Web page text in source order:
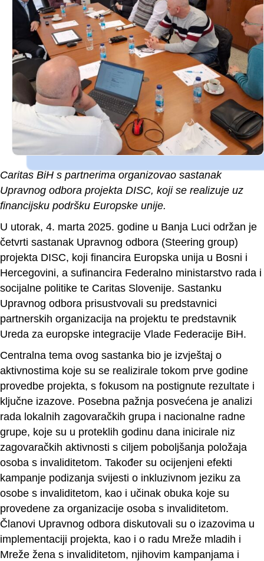
Caritas BiH s partnerima organizovao sastanak
Upravnog odbora projekta DISC, koji se realizuje uz
financijsku podršku Europske unije.
U utorak, 4. marta 2025. godine u Banja Luci održan je
četvrti sastanak Upravnog odbora (Steering group)
projekta DISC, koji financira Europska unija u Bosni i
Hercegovini, a sufinancira Federalno ministarstvo rada i
socijalne politike te Caritas Slovenije. Sastanku
Upravnog odbora prisustvovali su predstavnici
partnerskih organizacija na projektu te predstavnik
Ureda za europske integracije Vlade Federacije BiH.
Centralna tema ovog sastanka bio je izvještaj o
aktivnostima koje su se realizirale tokom prve godine
provedbe projekta, s fokusom na postignute rezultate i
ključne izazove. Posebna pažnja posvećena je analizi
rada lokalnih zagovaračkih grupa i nacionalne radne
grupe, koje su u proteklih godinu dana inicirale niz
zagovaračkih aktivnosti s ciljem poboljšanja položaja
osoba s invaliditetom. Također su ocijenjeni efekti
kampanje podizanja svijesti o inkluzivnom jeziku za
osobe s invaliditetom, kao i učinak obuka koje su
provedene za organizacije osoba s invaliditetom.
Članovi Upravnog odbora diskutovali su o izazovima u
implementaciji projekta, kao i o radu Mreže mladih i
Mreže žena s invaliditetom, njihovim kampanjama i